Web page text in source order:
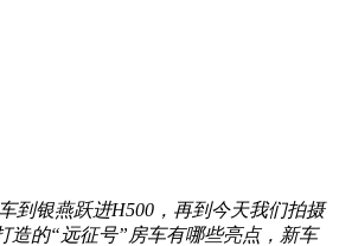
到银燕跃进H500，再到今天我们拍摄
造的“远征号”房车有哪些亮点，新车